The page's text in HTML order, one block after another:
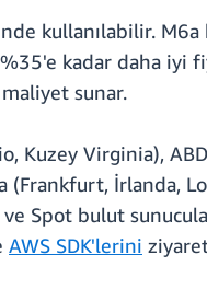
kullanılabilir. M6a
kadar daha iyi
sunar.
Kuzey Virginia),
(Frankfurt, İrlanda,
Spot bulut
AWS SDK'lerini